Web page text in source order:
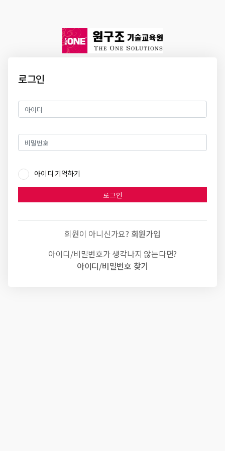
로그인
아이디 기억하기
로그인
회원이 아니신가요? 회원가입
아이디/비밀번호가 생각나지 않는다면?
아이디/비밀번호 찾기